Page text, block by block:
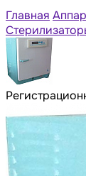
Главная